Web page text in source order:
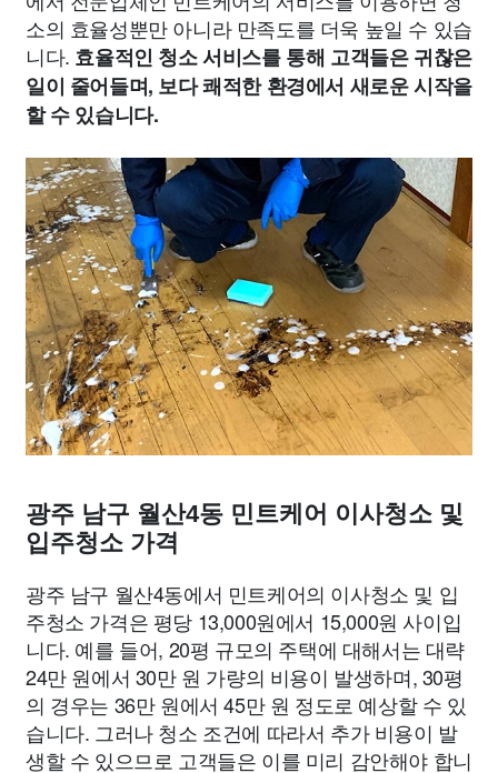
소의 효율성뿐만 아니라 만족도를 더욱 높일 수 있습
니다. 효율적인 청소 서비스를 통해 고객들은 귀찮은
일이 줄어들며, 보다 쾌적한 환경에서 새로운 시작을
할 수 있습니다.
광주 남구 월산4동 민트케어 이사청소 및
입주청소 가격
광주 남구 월산4동에서 민트케어의 이사청소 및 입
주청소 가격은 평당 13,000원에서 15,000원 사이입
니다. 예를 들어, 20평 규모의 주택에 대해서는 대략
24만 원에서 30만 원 가량의 비용이 발생하며, 30평
의 경우는 36만 원에서 45만 원 정도로 예상할 수 있
습니다. 그러나 청소 조건에 따라서 추가 비용이 발
생할 수 있으므로 고객들은 이를 미리 감안해야 합니